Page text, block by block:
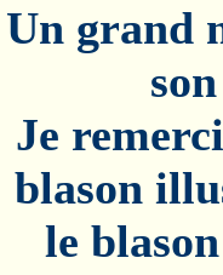
Un grand
Je
blason
le